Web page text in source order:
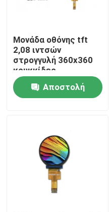
Σπίτι
Βίντεο
VR παρουσιάστε
Μονάδα οθόνης tft
2,08 ιντσών
στρογγυλή 360x360
κουκκίδες
διασύνδεση QSPI που
οδηγεί IC GC9B72
Αποστολή